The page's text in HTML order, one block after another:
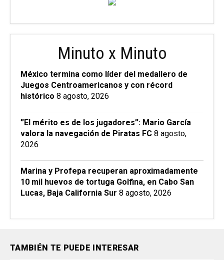
Minuto x Minuto
México termina como líder del medallero de
Juegos Centroamericanos y con récord
histórico 8 agosto, 2026
”El mérito es de los jugadores”: Mario García
valora la navegación de Piratas FC 8 agosto,
2026
Marina y Profepa recuperan aproximadamente
10 mil huevos de tortuga Golfina, en Cabo San
Lucas, Baja California Sur 8 agosto, 2026
TAMBIÉN TE PUEDE INTERESAR